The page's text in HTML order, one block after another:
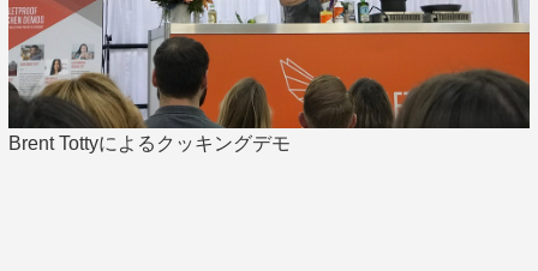
Brent Tottyによるクッキングデモ